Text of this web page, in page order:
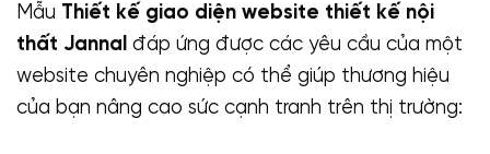
Mẫu Thiết kế giao diện website thiết kế nội
thất Jannal đáp ứng được các yêu cầu của một
website chuyên nghiệp có thể giúp thương hiệu
của bạn nâng cao sức cạnh tranh trên thị trường: